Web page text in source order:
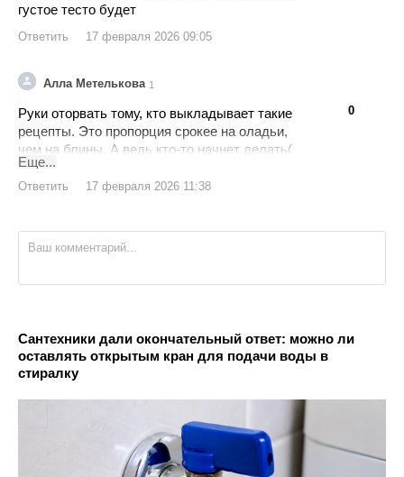
густое тесто будет
Ответить 17 февраля 2026 09:05
Алла Метелькова 1
0
Руки оторвать тому, кто выкладывает такие
рецепты. Это пропорция срокее на оладьи,
чем на блины. А ведь кто-то начнет делать(
Пропорция на блины- 3 яйца, 500 мл молока,
1!! Стакан муки! 1 ст л сахара, соль по
Еще...
Ответить 17 февраля 2026 11:38
Сантехники дали окончательный ответ: можно ли
оставлять открытым кран для подачи воды в
стиралку